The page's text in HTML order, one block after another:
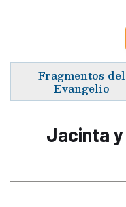
Fragmentos del
Evangelio
Jacinta